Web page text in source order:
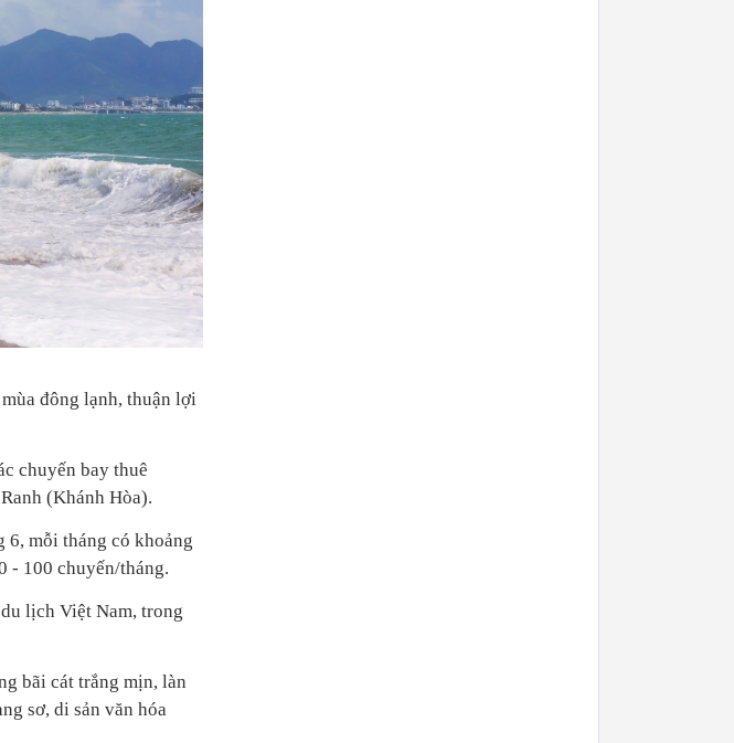
đông lạnh, thuận lợi
chuyến bay thuê
(Khánh Hòa).
6, mỗi tháng có khoảng
- 100 chuyến/tháng.
lịch Việt Nam, trong
bãi cát trắng mịn, làn
sơ, di sản văn hóa